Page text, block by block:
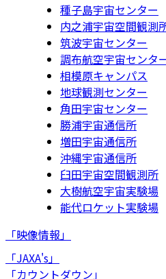
種子島宇宙センター
内之浦宇宙空間観測
筑波宇宙センター
調布航空宇宙センタ
相模原キャンパス
地球観測センター
角田宇宙センター
勝浦宇宙通信所
増田宇宙通信所
沖縄宇宙通信所
臼田宇宙空間観測所
大樹航空宇宙実験場
能代ロケット実験場
「映像情報」
「JAXA's」
「カウントダウン」